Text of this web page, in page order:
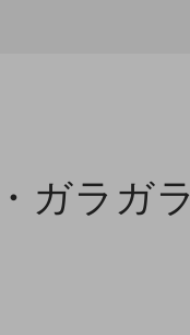
ガラガラ